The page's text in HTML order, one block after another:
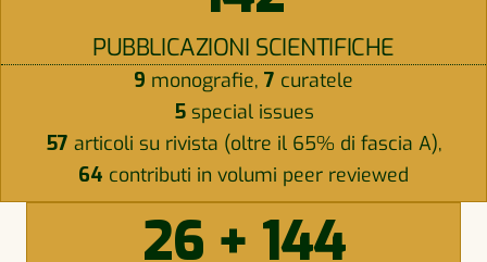
PUBBLICAZIONI SCIENTIFICHE
9 monografie, 7 curatele
5 special issues
57 articoli su rivista (oltre il 65% di fascia A),
64 contributi in volumi peer reviewed
26 + 144